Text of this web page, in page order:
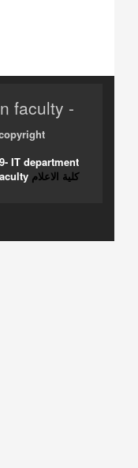
faculty -
IT department
كلية الاعلام